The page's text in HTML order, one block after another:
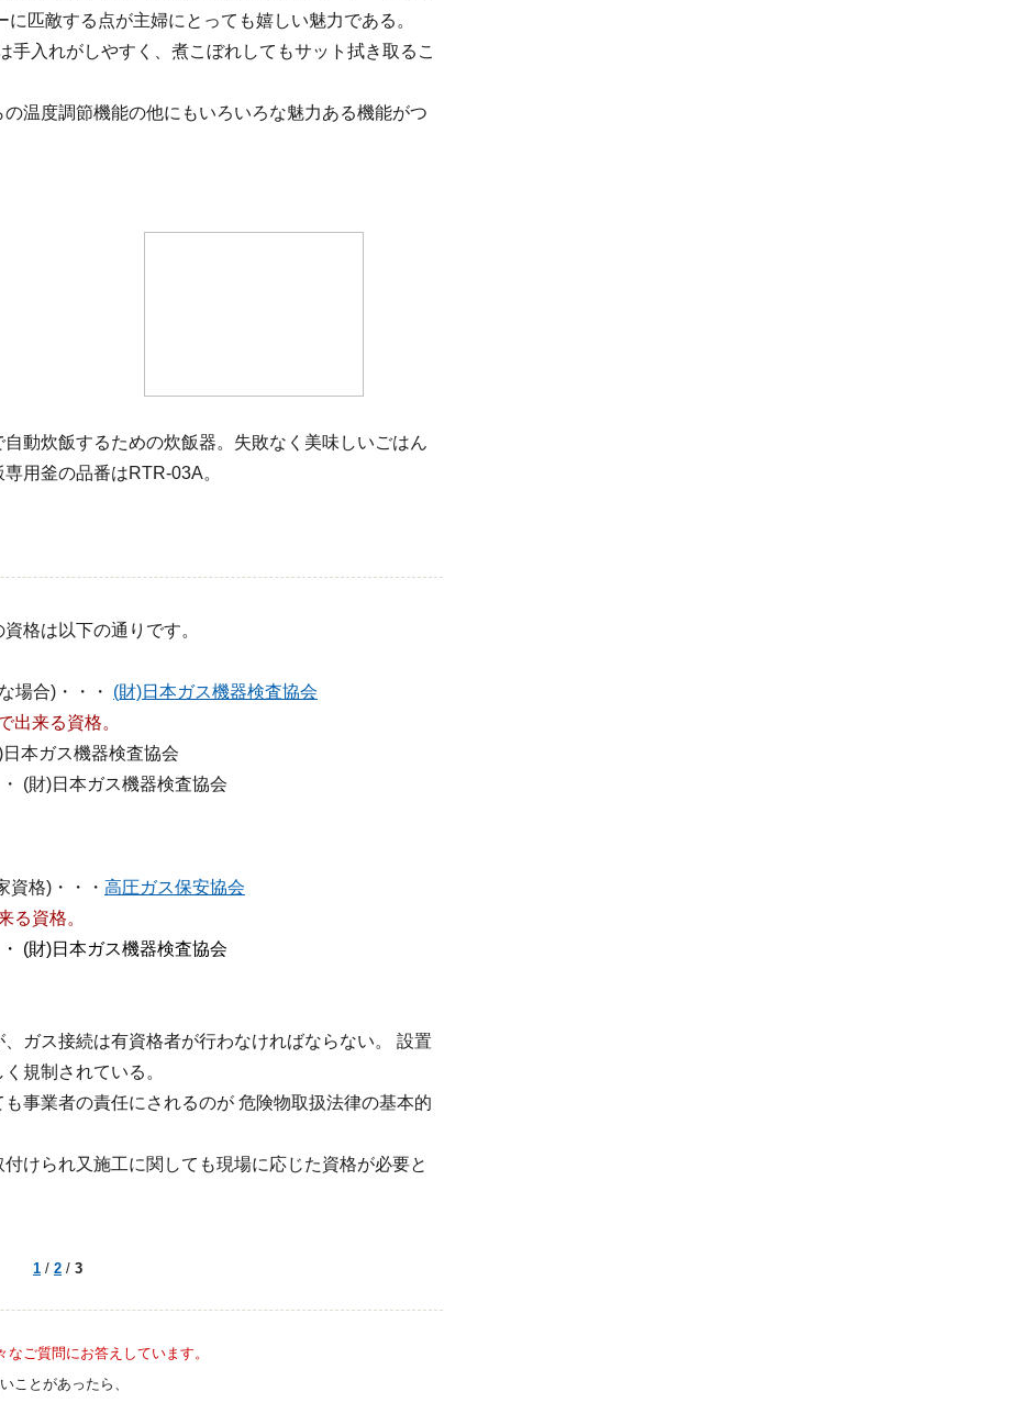
匹敵する点が主婦にとっても嬉しい魅力である。
手入れがしやすく、煮こぼれしてもサット拭き取るこ
の温度調節機能の他にもいろいろな魅力ある機能がつ
動炊飯するための炊飯器。失敗なく美味しいごはん
専用釜の品番はRTR-03A。
格は以下の通りです。
場合)・・・ (財)日本ガス機器検査協会
出来る資格。
日本ガス機器検査協会
・ (財)日本ガス機器検査協会
資格)・・・ 高圧ガス保安協会
る資格。
・ (財)日本ガス機器検査協会
ガス接続は有資格者が行わなければならない。 設置
規制されている。
事業者の責任にされるのが 危険物取扱法律の基本的
けられ又施工に関しても現場に応じた資格が必要と
1 / 2 / 3
ご質問にお答えしています。
ことがあったら、